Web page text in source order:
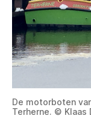
De motorboten
Terherne. © Klaas